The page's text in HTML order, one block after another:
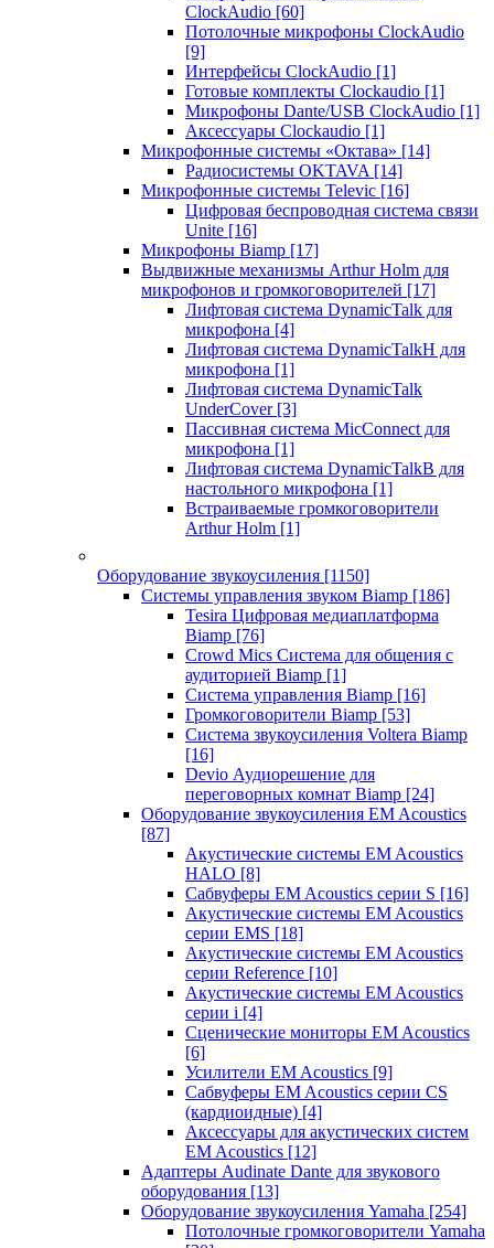
ClockAudio [60]
Потолочные микрофоны ClockAudio
[9]
Интерфейсы ClockAudio [1]
Готовые комплекты Clockaudio [1]
Микрофоны Dante/USB ClockAudio [1]
Аксессуары Clockaudio [1]
Микрофонные системы «Октава» [14]
Радиосистемы OKTAVA [14]
Микрофонные системы Televic [16]
Цифровая беспроводная система связи
Unite [16]
Микрофоны Biamp [17]
Выдвижные механизмы Arthur Holm для
микрофонов и громкоговорителей [17]
Лифтовая система DynamicTalk для
микрофона [4]
Лифтовая система DynamicTalkH для
микрофона [1]
Лифтовая система DynamicTalk
UnderCover [3]
Пассивная система MicConnect для
микрофона [1]
Лифтовая система DynamicTalkB для
настольного микрофона [1]
Встраиваемые громкоговорители
Arthur Holm [1]
Оборудование звукоусиления [1150]
Системы управления звуком Biamp [186]
Tesira Цифровая медиаплатформа
Biamp [76]
Crowd Mics Система для общения с
аудиторией Biamp [1]
Система управления Biamp [16]
Громкоговорители Biamp [53]
Система звукоусиления Voltera Biamp
[16]
Devio Аудиорешение для
переговорных комнат Biamp [24]
Оборудование звукоусиления EM Acoustics
[87]
Акустические системы EM Acoustics
HALO [8]
Сабвуферы EM Acoustics серии S [16]
Акустические системы EM Acoustics
серии EMS [18]
Акустические системы EM Acoustics
серии Reference [10]
Акустические системы EM Acoustics
серии i [4]
Сценические мониторы EM Acoustics
[6]
Усилители EM Acoustics [9]
Сабвуферы EM Acoustics серии CS
(кардиоидные) [4]
Аксессуары для акустических систем
EM Acoustics [12]
Адаптеры Audinate Dante для звукового
оборудования [13]
Оборудование звукоусиления Yamaha [254]
Потолочные громкоговорители Yamaha